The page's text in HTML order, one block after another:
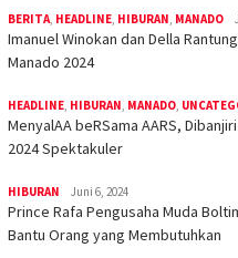
BERITA, HEADLINE, HIBURAN, MANADO
Imanuel Winokan dan Della
Manado 2024
HEADLINE, HIBURAN, MANADO,
MenyalAA beRSama AARS,
2024 Spektakuler
HIBURAN Juni 6, 2024
Prince Rafa Pengusaha Muda
Bantu Orang yang Membutuhkan